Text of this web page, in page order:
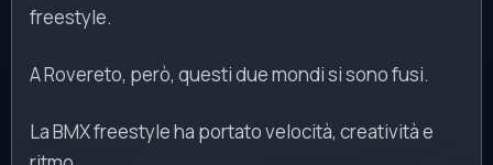
freestyle.
A Rovereto, però, questi due mondi si sono fusi.
La BMX freestyle ha portato velocità, creatività e